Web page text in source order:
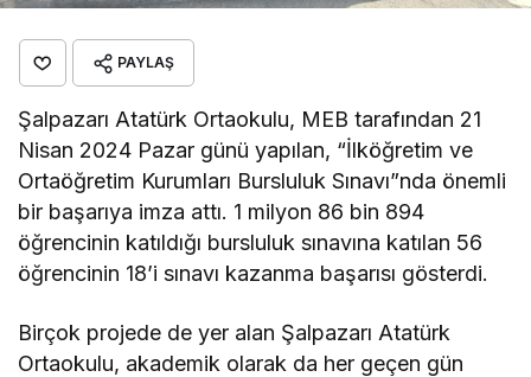
PAYLAŞ
Şalpazarı Atatürk Ortaokulu, MEB tarafından 21
Nisan 2024 Pazar günü yapılan, “İlköğretim ve
Ortaöğretim Kurumları Bursluluk Sınavı”nda önemli
bir başarıya imza attı. 1 milyon 86 bin 894
öğrencinin katıldığı bursluluk sınavına katılan 56
öğrencinin 18’i sınavı kazanma başarısı gösterdi.
Birçok projede de yer alan Şalpazarı Atatürk
Ortaokulu, akademik olarak da her geçen gün